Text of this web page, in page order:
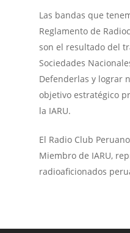
Las bandas que
Reglamento de
son el resultado del
Sociedades
Defenderlas y lograr
objetivo estratégico
la IARU.
El Radio Club
Miembro de IARU,
radioaficionados